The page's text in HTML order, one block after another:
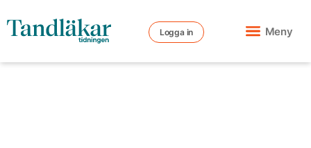
Logga in Meny